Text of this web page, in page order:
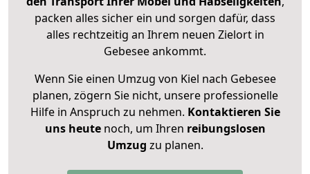
packen alles sicher ein und sorgen dafür, dass
alles rechtzeitig an Ihrem neuen Zielort in
Gebesee ankommt.
Wenn Sie einen Umzug von Kiel nach Gebesee
planen, zögern Sie nicht, unsere professionelle
Hilfe in Anspruch zu nehmen. Kontaktieren Sie
uns heutenoch, um Ihren reibungslosen
Umzug zu planen.